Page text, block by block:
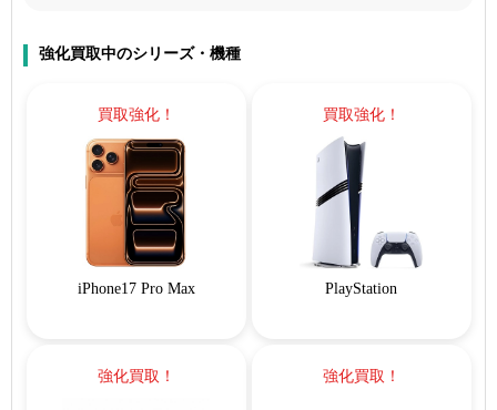
強化買取中のシリーズ・機種
買取強化！
iPhone17 Pro Max
買取強化！
PlayStation
強化買取！ 強化買取！